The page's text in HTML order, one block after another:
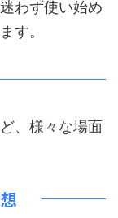
わず使い始め
す。
、様々な場面